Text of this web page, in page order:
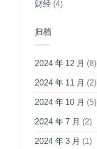
财经(4)
归档
2024 年 12 月 (8)
2024 年 11 月 (2)
2024 年 10 月 (5)
2024 年 7 月 (2)
2024 年 3 月 (1)